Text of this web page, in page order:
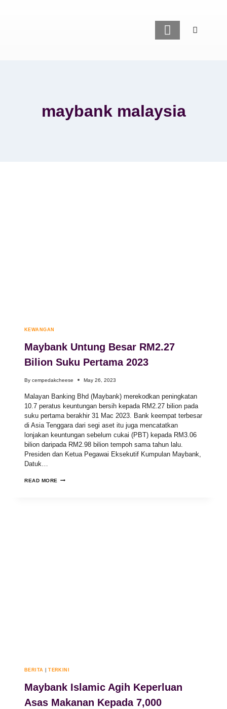
maybank malaysia
KEWANGAN
Maybank Untung Besar RM2.27
Bilion Suku Pertama 2023
By cempedakcheese May 26, 2023
Malayan Banking Bhd (Maybank) merekodkan peningkatan
10.7 peratus keuntungan bersih kepada RM2.27 bilion pada
suku pertama berakhir 31 Mac 2023. Bank keempat terbesar
di Asia Tenggara dari segi aset itu juga mencatatkan
lonjakan keuntungan sebelum cukai (PBT) kepada RM3.06
bilion daripada RM2.98 bilion tempoh sama tahun lalu.
Presiden dan Ketua Pegawai Eksekutif Kumpulan Maybank,
Datuk…
READ MORE
BERITA |TERKINI
Maybank Islamic Agih Keperluan
Asas Makanan Kepada 7,000